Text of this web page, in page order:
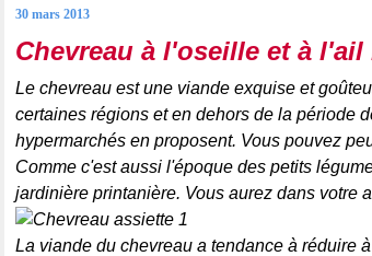
30 mars 2013
Chevreau à l'oseille et à l'ail
Le chevreau est une viande exquise et
certaines régions et en dehors de la période
hypermarchés en proposent. Vous pouvez
Comme c'est aussi l'époque des petits
jardinière printanière. Vous aurez dans votre
La viande du chevreau a tendance à réduire